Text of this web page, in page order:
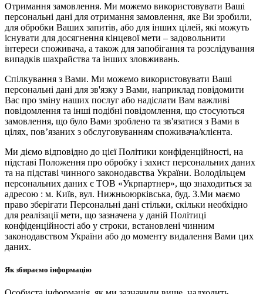
Отримання замовлення. Ми можемо використовувати Ваші
персональні дані для отримання замовлення, яке Ви зробили,
для обробки Ваших запитів, або для інших цілей, які можуть
існувати для досягнення кінцевої мети – задовольнити
інтереси споживача, а також для запобігання та розслідування
випадків шахрайства та інших зловживань.
Спілкування з Вами. Ми можемо використовувати Ваші
персональні дані для зв'язку з Вами, наприклад повідомити
Вас про зміну наших послуг або надіслати Вам важливі
повідомлення та інші подібні повідомлення, що стосуються
замовлення, що було Вами зроблено та зв'язатися з Вами в
цілях, пов’язаних з обслуговуванням споживача/клієнта.
Ми діємо відповідно до цієї Політики конфіденційності, на
підставі Положення про обробку і захист персональних даних
та на підставі чинного законодавства України. Володільцем
персональних даних є ТОВ «Укрпартнер», що знаходиться за
адресою : м. Київ, вул. Нижньоюркiвська, буд. 3.Ми маємо
право зберігати Персональні дані стільки, скільки необхідно
для реалізації мети, що зазначена у даній Політиці
конфіденційності або у строки, встановлені чинним
законодавством України або до моменту видалення Вами цих
даних.
Як збираємо інформацію